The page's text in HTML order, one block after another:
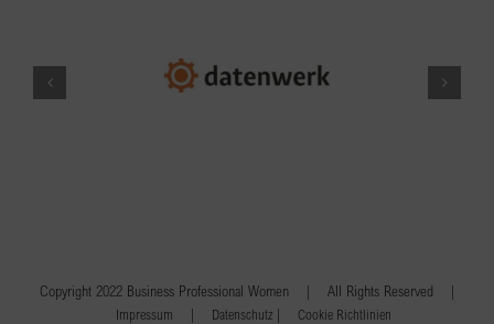
Copyright 2022 Business Professional Women | All Rights Reserved |
Impressum | Datenschutz | Cookie Richtlinien